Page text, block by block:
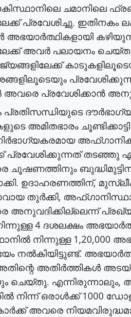
ചമാനിലെ
പ്രവേശിച്ചു. ഇതിനകം
അഭയാർത്ഥികളായി
അവർ പലായനം
അവരെ പ്രവേശിക്കാൻ
പ്രതിസന്ധിയുടെ
അമിതഭാരം ചൂണ്ടിക്കാട്ടി
പ്രവേശിക്കുന്നത് തടഞ്ഞു
ചൂഷണത്തിനും
. ഉദാഹരണത്തിന്,
തുർക്കി,
അനുവദിക്കില്ലെന്ന്
4 ദശലക്ഷം
നിന്നുള്ള 1,20,000
നൽകിയിട്ടുണ്ട്.
അതിർത്തികൾ
ചെയ്തു. എന്നിരുന്നാലും,
നിന്ന് ഒരാൾക്ക് 1000
അവരെ